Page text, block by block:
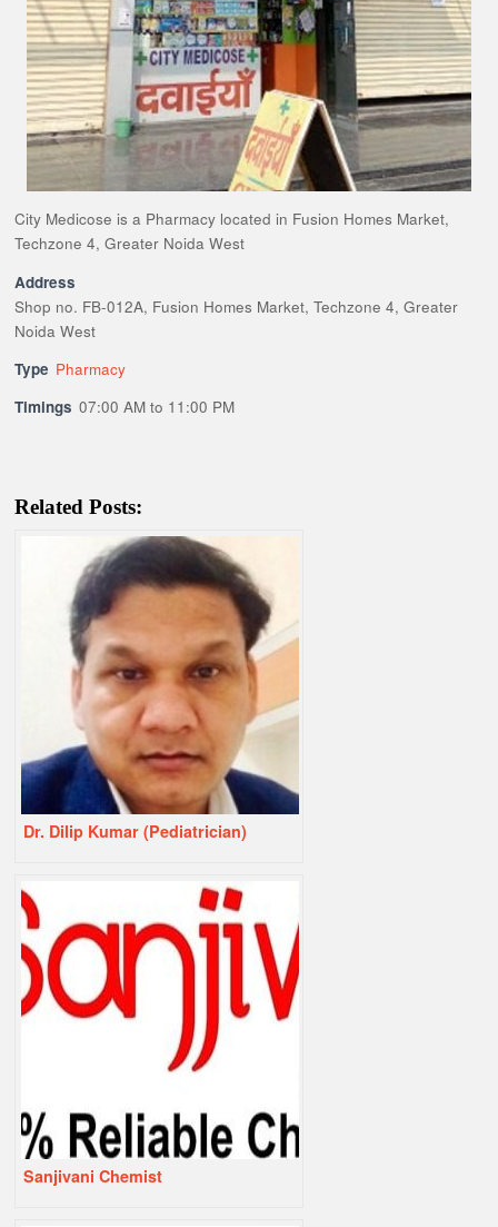
City Medicose is a Pharmacy located in Fusion Homes Market,
Techzone 4, Greater Noida West
Address
Shop no. FB-012A, Fusion Homes Market, Techzone 4, Greater
Noida West
Type Pharmacy
Timings 07:00 AM to 11:00 PM
Related Posts:
Dr. Dilip Kumar (Pediatrician)
Sanjivani Chemist